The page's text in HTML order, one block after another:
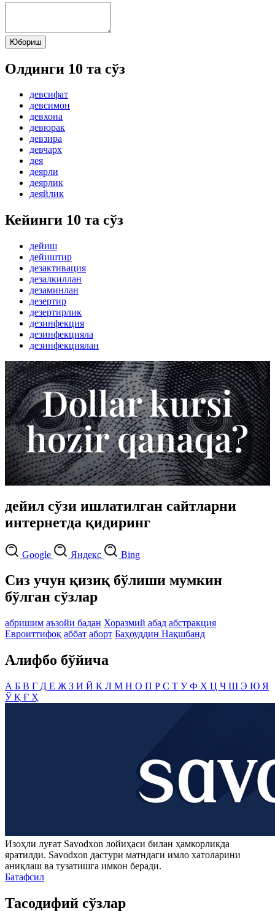
Юбориш
Олдинги 10 та сўз
девсифат
девсимон
девхона
девюрак
девзира
девчарх
дея
деярли
деярлик
деяйлик
Кейинги 10 та сўз
дейиш
дейиштир
дезактивация
дезалкиллан
дезаминлан
дезертир
дезертирлик
дезинфекция
дезинфекцияла
дезинфекциялан
дейил сўзи ишлатилган сайтларни
интернетда қидиринг
Google Яндекс Bing
Сиз учун қизиқ бўлиши мумкин
бўлган сўзлар
абришим аъзойи бадан Хоразмий абад абстракция
Евроиттифоқ аббат аборт Баҳоуддин Нақшбанд
Алифбо бўйича
А Б В Г Д Е Ж З И Й К Л М Н О П Р С Т УФ Х Ц Ч Ш Э Ю Я
ЎҚ Ғ Ҳ
Изоҳли луғат Savodxon лойиҳаси билан ҳамкорликда
яратилди. Savodxon дастури матндаги имло хатоларини
аниқлаш ва тузатишга имкон беради.
Батафсил
Тасодифий сўзлар